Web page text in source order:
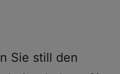
Sie still den